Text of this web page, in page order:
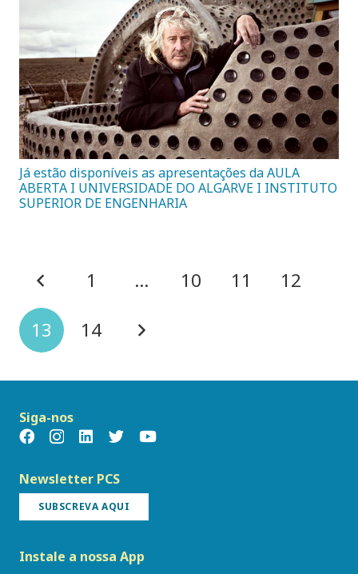
Já estão disponíveis as apresentações da AULA
ABERTA I UNIVERSIDADE DO ALGARVE I INSTITUTO
SUPERIOR DE ENGENHARIA
1 … 10 11 12
13 14
Siga-nos
Newsletter PCS
SUBSCREVA AQUI
Instale a nossa App